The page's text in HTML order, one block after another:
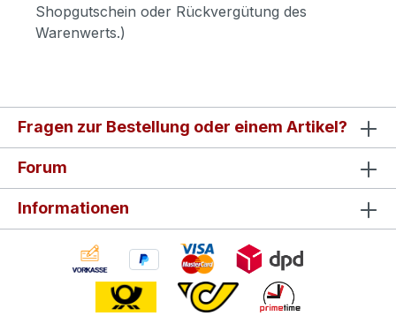
Shopgutschein oder Rückvergütung des
Warenwerts.)
Fragen zur Bestellung oder einem Artikel?
Forum
Informationen